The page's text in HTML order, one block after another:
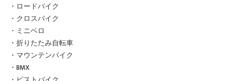
・ロードバイク
・クロスバイク
・ミニベロ
・折りたたみ自転車
・マウンテンバイク
・BMX